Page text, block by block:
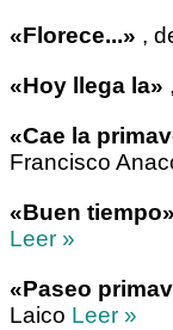
«Florece...» ,
«Hoy llega la»
«Cae la
Francisco
«Buen tiempo»
Leer »
«Paseo
Laico Leer »